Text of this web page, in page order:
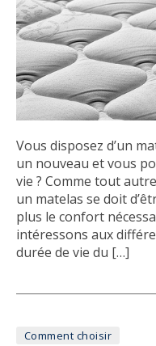
Vous disposez d’un
un nouveau et vous
vie ? Comme tout
un matelas se doit
plus le confort
intéressons aux
durée de vie du […]
Comment choisir